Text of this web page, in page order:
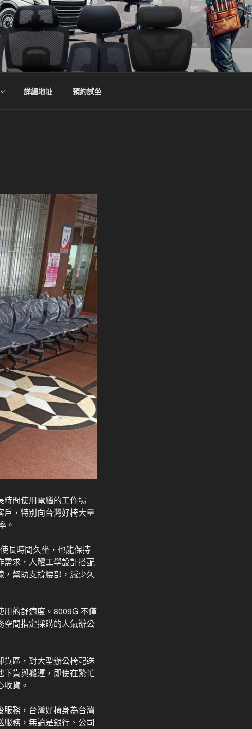
詳細地址 預約試坐
時間使用電腦的工作場
，特別向台灣好椅大量
。
長時間久坐，也能保持
需求，人體工學設計搭配
幫助支撐腰部，減少久
的舒適度。8009G 不僅
空間指定採購的人氣辦公
區，對大型辦公椅配送
下貨與搬運，即使在繁忙
貨。
務，台灣好椅身為台灣
務，無論是銀行、公司